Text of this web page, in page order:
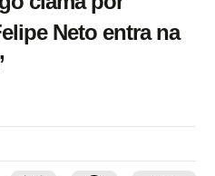
Neto entra na